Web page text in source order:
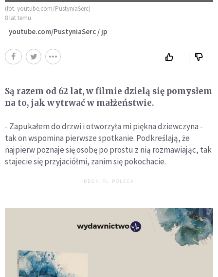
(fot. youtube.com/PustyniaSerc)
8 lat temu
youtube.com/PustyniaSerc / jp
Są razem od 62 lat, w filmie dzielą się pomysłem
na to, jak wytrwać w małżeństwie.
- Zapukałem do drzwi i otworzyła mi piękna dziewczyna -
tak on wspomina pierwsze spotkanie. Podkreślają, że
najpierw poznaje się osobę po prostu z nią rozmawiając, tak
stajecie się przyjaciółmi, zanim się pokochacie.
DEON.PL POLECA